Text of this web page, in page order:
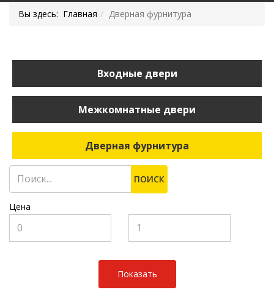
Вы здесь: Главная Дверная фурнитура
Входные двери
Межкомнатные двери
Дверная фурнитура
ПОИСК
Цена